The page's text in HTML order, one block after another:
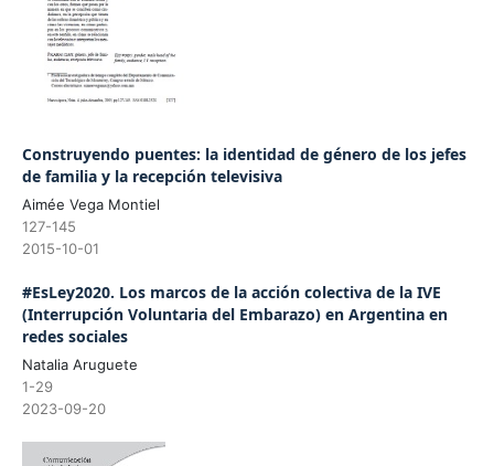
Construyendo puentes: la identidad de género de los jefes
de familia y la recepción televisiva
Aimée Vega Montiel
127-145
2015-10-01
#EsLey2020. Los marcos de la acción colectiva de la IVE
(Interrupción Voluntaria del Embarazo) en Argentina en
redes sociales
Natalia Aruguete
1-29
2023-09-20